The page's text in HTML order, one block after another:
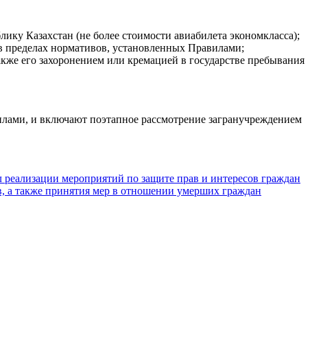
Казахстан (не более стоимости авиабилета экономкласса);
нормативов, установленных Правилами;
его захоронением или кремацией в государстве пребывания
и включают поэтапное рассмотрение загранучреждением
мероприятий по защите прав и интересов граждан
а также принятия мер в отношении умерших граждан